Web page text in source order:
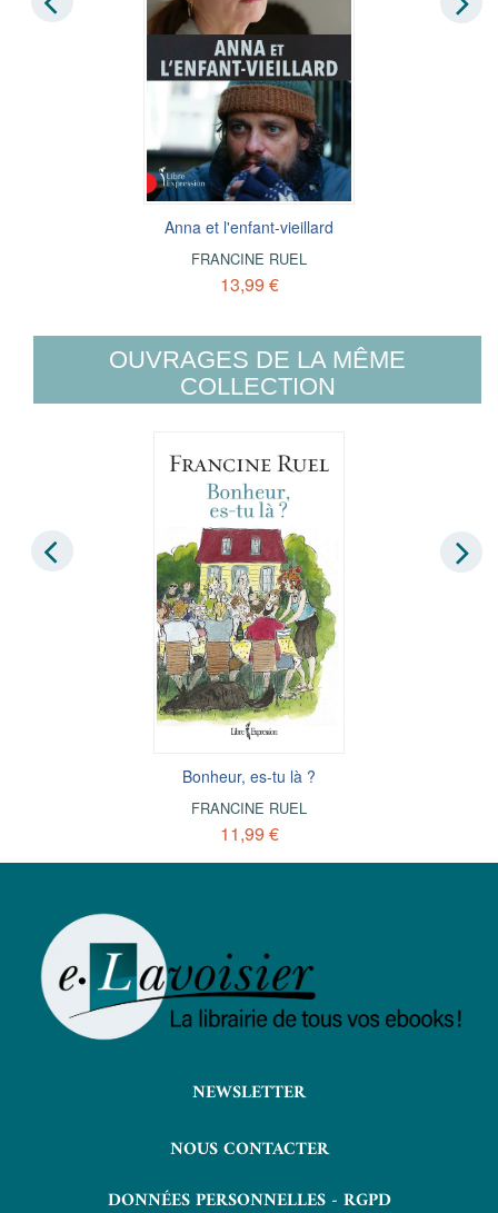
Anna et l'enfant-vieillard
FRANCINE RUEL
13,99 €
OUVRAGES DE LA MÊME
COLLECTION
Bonheur, es-tu là ?
FRANCINE RUEL
11,99 €
NEWSLETTER
NOUS CONTACTER
DONNÉES PERSONNELLES - RGPD